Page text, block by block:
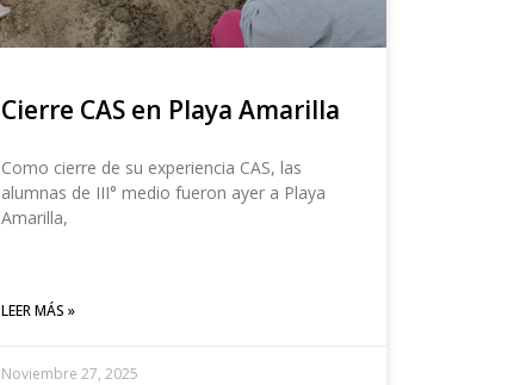
Cierre CAS en Playa Amarilla
Como cierre de su experiencia CAS, las
alumnas de III° medio fueron ayer a Playa
Amarilla,
LEER MÁS »
Noviembre 27, 2025